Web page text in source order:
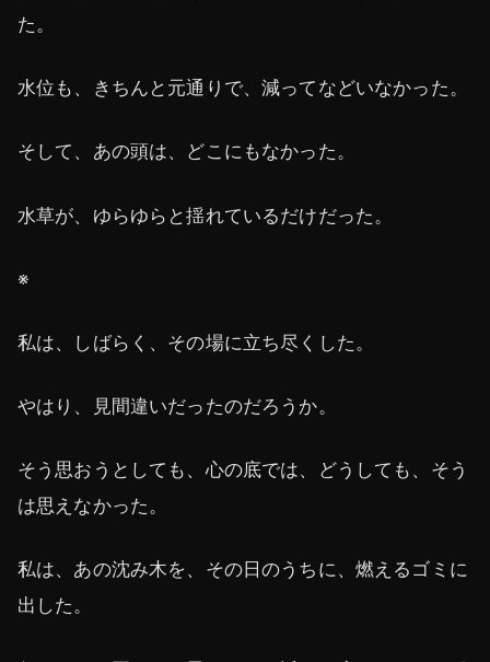
た。
水位も、きちんと元通りで、減ってなどいなかった。
そして、あの頭は、どこにもなかった。
水草が、ゆらゆらと揺れているだけだった。
※
私は、しばらく、その場に立ち尽くした。
やはり、見間違いだったのだろうか。
そう思おうとしても、心の底では、どうしても、そう
は思えなかった。
私は、あの沈み木を、その日のうちに、燃えるゴミに
出した。